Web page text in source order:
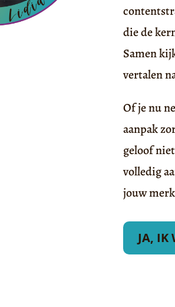
die de
Samen
vertalen
Of je nu
aanpak
geloof
volledig
jouw
JA, IK